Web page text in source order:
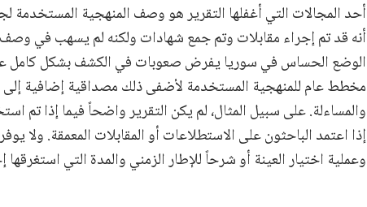
أحد المجالات التي أغفلها التقرير هو وصف المنهجية المستخدمة
أنه قد تم إجراء مقابلات وتم جمع شهادات ولكنه لم يسهب في وصف
الوضع الحساس في سوريا يفرض صعوبات في الكشف بشكل كامل عن
مخطط عام للمنهجية المستخدمة لأضفى ذلك مصداقية إضافية إلى
والمساءلة. على سبيل المثال، لم يكن التقرير واضحاً فيما إذا تم
إذا اعتمد الباحثون على الاستطلاعات أو المقابلات المعمقة. ولا
وعملية اختيار العينة أو شرحاً للإطار الزمني والمدة التي